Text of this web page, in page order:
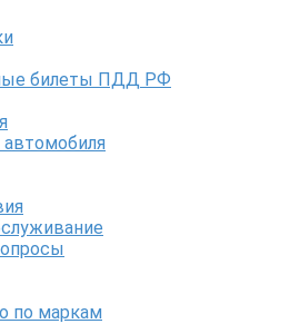
билеты ПДД РФ
по маркам